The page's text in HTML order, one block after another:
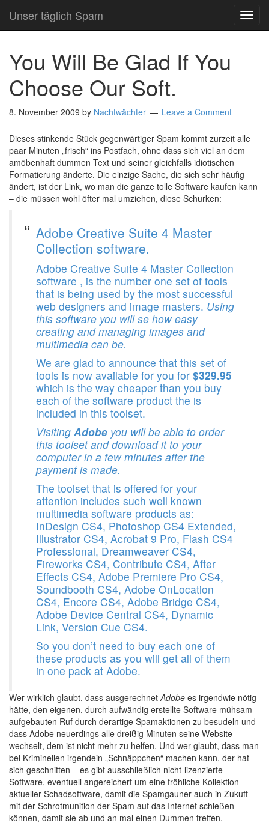
Unser täglich Spam
You Will Be Glad If You
Choose Our Soft.
8. November 2009 by Nachtwächter Leave a Comment
Dieses stinkende Stück gegenwärtiger Spam kommt zurzeit alle
paar Minuten „frisch“ ins Postfach, ohne dass sich viel an dem
amöbenhaft dummen Text und seiner gleichfalls idiotischen
Formatierung änderte. Die einzige Sache, die sich sehr häufig
ändert, ist der Link, wo man die ganze tolle Software kaufen kann
– die müssen wohl öfter mal umziehen, diese Schurken:
Adobe Creative Suite 4 Master
Collection software.
Adobe Creative Suite 4 Master Collection
software , is the number one set of tools
that is being used by the most successful
web designers and image masters. Using
this software you will se how easy
creating and managing images and
multimedia can be.
We are glad to announce that this set of
tools is now available for you for $329.95
which is the way cheaper than you buy
each of the software product the is
included in this toolset.
Visiting Adobe you will be able to order
this toolset and download it to your
computer in a few minutes after the
payment is made.
The toolset that is offered for your
attention includes such well known
multimedia software products as:
InDesign CS4, Photoshop CS4 Extended,
Illustrator CS4, Acrobat 9 Pro, Flash CS4
Professional, Dreamweaver CS4,
Fireworks CS4, Contribute CS4, After
Effects CS4, Adobe Premiere Pro CS4,
Soundbooth CS4, Adobe OnLocation
CS4, Encore CS4, Adobe Bridge CS4,
Adobe Device Central CS4, Dynamic
Link, Version Cue CS4.
So you don’t need to buy each one of
these products as you will get all of them
in one pack at Adobe.
Wer wirklich glaubt, dass ausgerechnetAdobe es irgendwie nötig
hätte, den eigenen, durch aufwändig erstellte Software mühsam
aufgebauten Ruf durch derartige Spamaktionen zu besudeln und
dass Adobe neuerdings alle dreißig Minuten seine Website
wechselt, dem ist nicht mehr zu helfen. Und wer glaubt, dass man
bei Kriminellen irgendein „Schnäppchen“ machen kann, der hat
sich geschnitten – es gibt ausschließlich nicht-lizenzierte
Software, eventuell angereichert um eine fröhliche Kollektion
aktueller Schadsoftware, damit die Spamgauner auch in Zukuft
mit der Schrotmunition der Spam auf das Internet schießen
können, damit sie ab und an mal einen Dummen treffen.